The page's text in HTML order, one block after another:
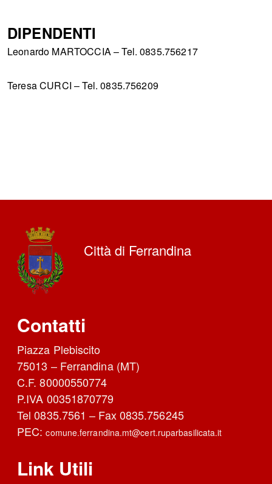
DIPENDENTI
Leonardo MARTOCCIA – Tel. 0835.756217
Teresa CURCI – Tel. 0835.756209
Città di Ferrandina
Contatti
Piazza Plebiscito
75013 – Ferrandina (MT)
C.F. 80000550774
P.IVA 00351870779
Tel 0835.7561 – Fax 0835.756245
PEC:comune.ferrandina.mt@cert.ruparbasilicata.it
Link Utili